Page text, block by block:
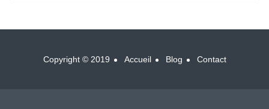
Copyright © 2019 Accueil Blog Contact